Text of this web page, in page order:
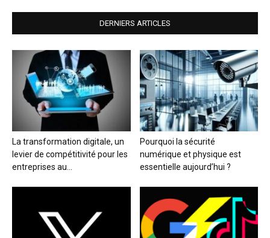
DERNIERS ARTICLES
La transformation digitale, un
levier de compétitivité pour les
entreprises au...
Pourquoi la sécurité
numérique et physique est
essentielle aujourd’hui ?